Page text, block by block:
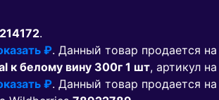
.
₽. Данный товар продается на
к белому вину 300г 1 шт, артикул
₽. Данный товар продается на